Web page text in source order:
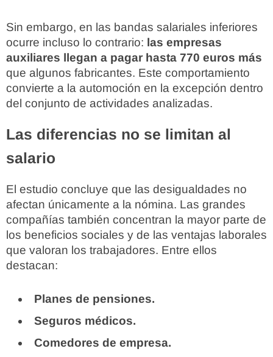
Sin embargo, en las bandas salariales inferiores
ocurre incluso lo contrario: las empresas
auxiliares llegan a pagar hasta 770 euros más
que algunos fabricantes. Este comportamiento
convierte a la automoción en la excepción dentro
del conjunto de actividades analizadas.
Las diferencias no se limitan al
salario
El estudio concluye que las desigualdades no
afectan únicamente a la nómina. Las grandes
compañías también concentran la mayor parte de
los beneficios sociales y de las ventajas laborales
que valoran los trabajadores. Entre ellos
destacan:
Planes de pensiones.
Seguros médicos.
Comedores de empresa.